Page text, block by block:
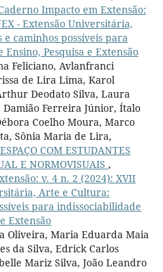
Impacto em Extensão:
- Extensão Universitária,
caminhos possíveis para
Pesquisa e Extensão
Feliciano, Avlanfranci
de Lira Lima, Karol
Deodato Silva, Laura
Damião Ferreira Júnior, Ítalo
Coelho Moura, Marco
Sônia Maria de Lira,
COM ESTUDANTES
E NORMOVISUAIS ,
v. 4 n. 2 (2024): XVII
Arte e Cultura:
para indissociabilidade
Extensão
Oliveira, Maria Eduarda Maia
da Silva, Edrick Carlos
Mariz Silva, João Leandro